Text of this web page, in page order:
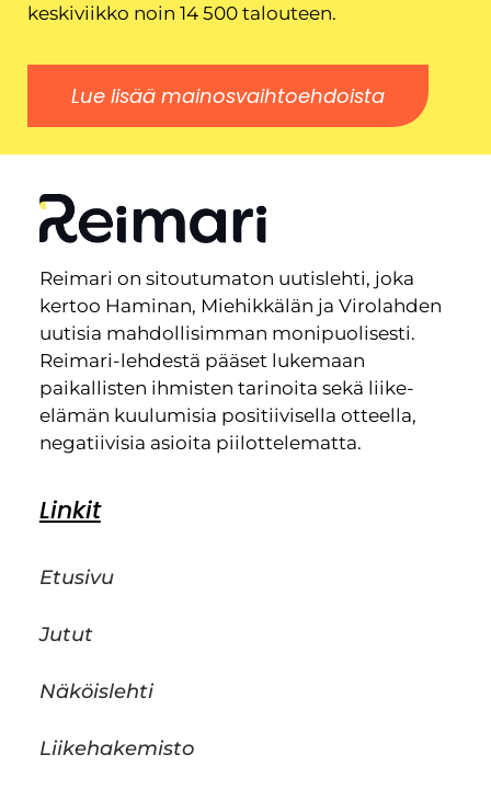
keskiviikko noin 14 500 talouteen.
Lue lisää mainosvaihtoehdoista
Reimari on sitoutumaton uutislehti, joka
kertoo Haminan, Miehikkälän ja Virolahden
uutisia mahdollisimman monipuolisesti.
Reimari-lehdestä pääset lukemaan
paikallisten ihmisten tarinoita sekä liike-
elämän kuulumisia positiivisella otteella,
negatiivisia asioita piilottelematta.
Linkit
Etusivu
Jutut
Näköislehti
Liikehakemisto